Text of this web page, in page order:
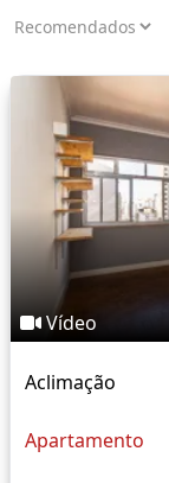
Vídeo
Aclimação
Apartamento